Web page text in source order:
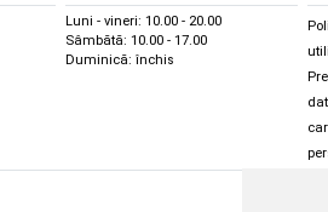
Luni - vineri: 10.00 - 20.00
Sâmbătă: 10.00 - 17.00
Duminică: închis